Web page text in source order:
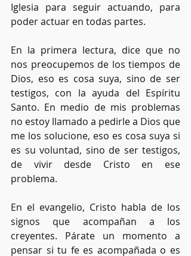
Iglesia para seguir actuando, para
poder actuar en todas partes.
En la primera lectura, dice que no
nos preocupemos de los tiempos de
Dios, eso es cosa suya, sino de ser
testigos, con la ayuda del Espíritu
Santo. En medio de mis problemas
no estoy llamado a pedirle a Dios que
me los solucione, eso es cosa suya si
es su voluntad, sino de ser testigos,
de vivir desde Cristo en ese
problema.
En el evangelio, Cristo habla de los
signos que acompañan a los
creyentes. Párate un momento a
pensar si tu fe es acompañada o es